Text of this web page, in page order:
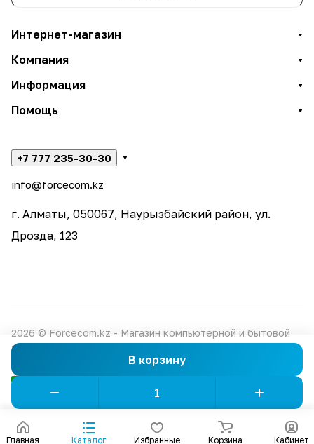
В корзину
Главная Каталог Избранные Корзина Кабинет
Интернет-магазин
Компания
Информация
Помощь
+7 777 235-30-30
info@forcecom.kz
г. Алматы, 050067, Наурызбайский район, ул.
Дрозда, 123
2026 © Forcecom.kz - Магазин компьютерной и бытовой
техники
Оферта